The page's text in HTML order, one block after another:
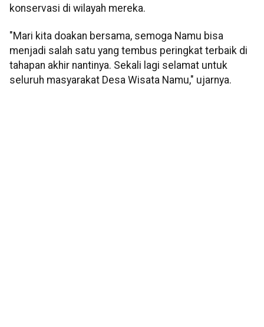
konservasi di wilayah mereka.
"Mari kita doakan bersama, semoga Namu bisa
menjadi salah satu yang tembus peringkat terbaik di
tahapan akhir nantinya. Sekali lagi selamat untuk
seluruh masyarakat Desa Wisata Namu," ujarnya.